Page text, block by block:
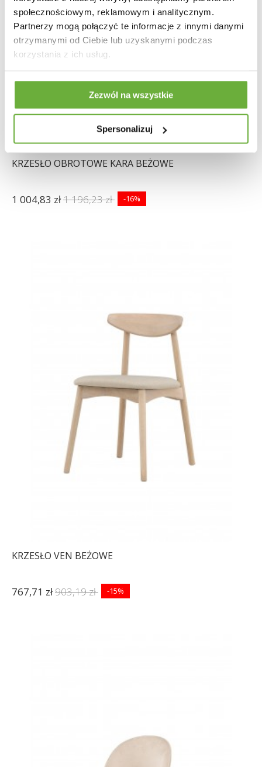
społecznościowym, reklamowym i analitycznym.
Partnerzy mogą połączyć te informacje z innymi danymi
otrzymanymi od Ciebie lub uzyskanymi podczas
korzystania z ich usług.
Zezwól na wszystkie
Spersonalizuj
KRZESŁO OBROTOWE KARA BEŻOWE
1 004,83 zł1 196,23 zł -16%
KRZESŁO VEN BEŻOWE
767,71 zł903,19 zł -15%